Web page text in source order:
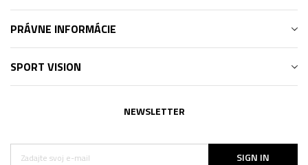
PRÁVNE INFORMÁCIE
SPORT VISION
NEWSLETTER
SIGN IN